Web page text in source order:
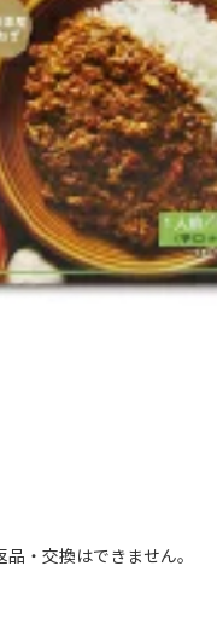
・交換はできません｡